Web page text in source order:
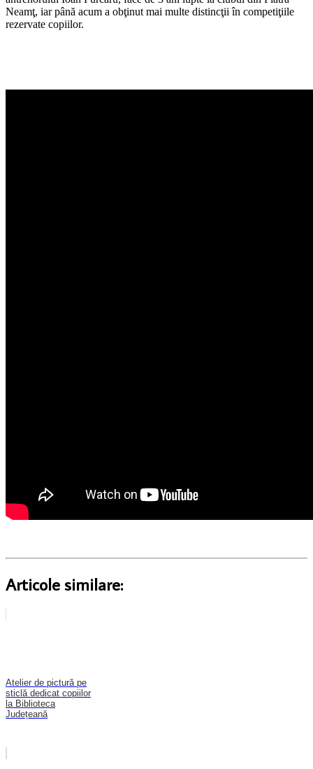
Neamţ, iar până acum a obţinut mai multe distincţii în competiţiile
rezervate copiilor.
Articole similare:
Atelier de pictură pe
sticlă dedicat copiilor
la Biblioteca
Județeană